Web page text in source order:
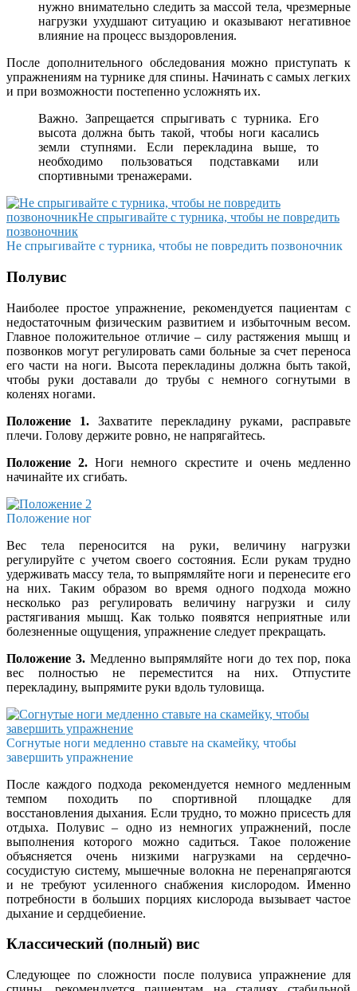
нужно внимательно следить за массой тела, чрезмерные
нагрузки ухудшают ситуацию и оказывают негативное
влияние на процесс выздоровления.
После дополнительного обследования можно приступать к
упражнениям на турнике для спины. Начинать с самых легких
и при возможности постепенно усложнять их.
Важно. Запрещается спрыгивать с турника. Его
высота должна быть такой, чтобы ноги касались
земли ступнями. Если перекладина выше, то
необходимо пользоваться подставками или
спортивными тренажерами.
Не спрыгивайте с турника, чтобы не повредить позвоночник
Полувис
Наиболее простое упражнение, рекомендуется пациентам с
недостаточным физическим развитием и избыточным весом.
Главное положительное отличие – силу растяжения мышц и
позвонков могут регулировать сами больные за счет переноса
его части на ноги. Высота перекладины должна быть такой,
чтобы руки доставали до трубы с немного согнутыми в
коленях ногами.
Положение 1. Захватите перекладину руками, расправьте
плечи. Голову держите ровно, не напрягайтесь.
Положение 2. Ноги немного скрестите и очень медленно
начинайте их сгибать.
Положение ног
Вес тела переносится на руки, величину нагрузки
регулируйте с учетом своего состояния. Если рукам трудно
удерживать массу тела, то выпрямляйте ноги и перенесите его
на них. Таким образом во время одного подхода можно
несколько раз регулировать величину нагрузки и силу
растягивания мышц. Как только появятся неприятные или
болезненные ощущения, упражнение следует прекращать.
Положение 3.Медленно выпрямляйте ноги до тех пор, пока
вес полностью не переместится на них. Отпустите
перекладину, выпрямите руки вдоль туловища.
Согнутые ноги медленно ставьте на скамейку, чтобы
завершить упражнение
После каждого подхода рекомендуется немного медленным
темпом походить по спортивной площадке для
восстановления дыхания. Если трудно, то можно присесть для
отдыха. Полувис – одно из немногих упражнений, после
выполнения которого можно садиться. Такое положение
объясняется очень низкими нагрузками на сердечно-
сосудистую систему, мышечные волокна не перенапрягаются
и не требуют усиленного снабжения кислородом. Именно
потребности в больших порциях кислорода вызывает частое
дыхание и сердцебиение.
Классический (полный) вис
Следующее по сложности после полувиса упражнение для